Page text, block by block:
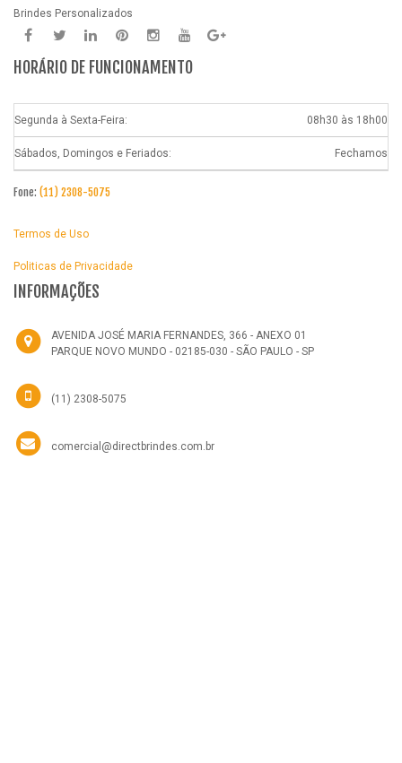
Brindes Personalizados
HORÁRIO DE FUNCIONAMENTO
Segunda à Sexta-Feira: 08h30 às 18h00
Sábados, Domingos e Feriados: Fechamos
Fone: (11) 2308-5075
Termos de Uso
Politicas de Privacidade
INFORMAÇÕES
AVENIDA JOSÉ MARIA FERNANDES, 366 - ANEXO 01
PARQUE NOVO MUNDO - 02185-030 - SÃO PAULO - SP
(11) 2308-5075
comercial@directbrindes.com.br